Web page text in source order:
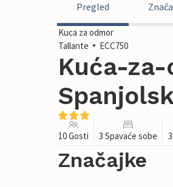
Pregled
Kuca za odmor
Tallante
ECC750
Kuća-
10 Gosti 3 Spavaće sobe
Značajke